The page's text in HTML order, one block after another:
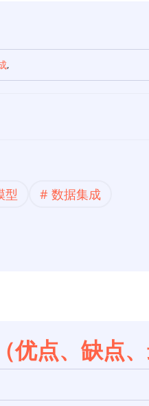
,
型 数据集成
优点、缺点、